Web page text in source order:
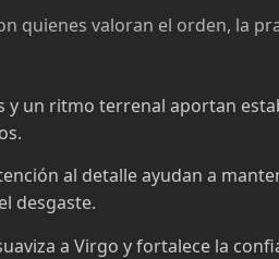
quienes valoran el orden, la
y un ritmo terrenal aportan
al detalle ayudan a
desgaste.
a Virgo y fortalece la